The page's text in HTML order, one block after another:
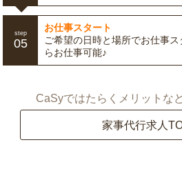
step
05
お仕事スタート
ご希望の日時と場所でお仕事
らお仕事可能♪
CaSyではたらくメリットな
家事代行求人